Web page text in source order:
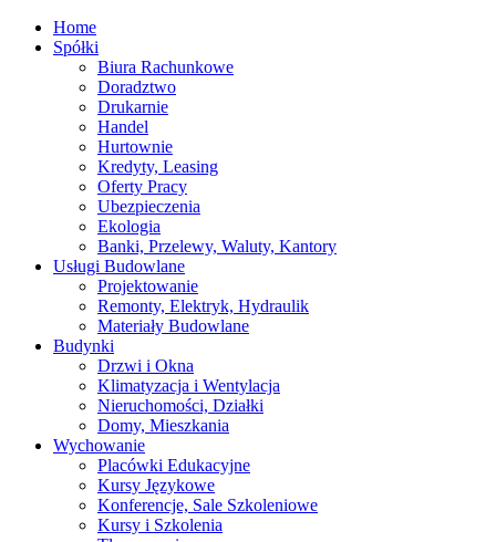
Home
Spółki
Biura Rachunkowe
Doradztwo
Drukarnie
Handel
Hurtownie
Kredyty, Leasing
Oferty Pracy
Ubezpieczenia
Ekologia
Banki, Przelewy, Waluty, Kantory
Usługi Budowlane
Projektowanie
Remonty, Elektryk, Hydraulik
Materiały Budowlane
Budynki
Drzwi i Okna
Klimatyzacja i Wentylacja
Nieruchomości, Działki
Domy, Mieszkania
Wychowanie
Placówki Edukacyjne
Kursy Językowe
Konferencje, Sale Szkoleniowe
Kursy i Szkolenia